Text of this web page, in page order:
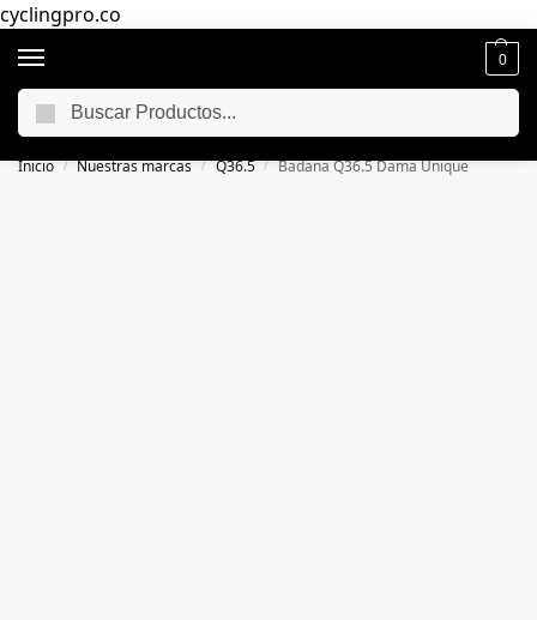
cyclingpro.co
0
🚴‍ Envío gratuito a todo Colombia por compras superiores a $250.000
Inicio / Nuestras marcas / Q36.5 / Badana Q36.5 Dama Unique